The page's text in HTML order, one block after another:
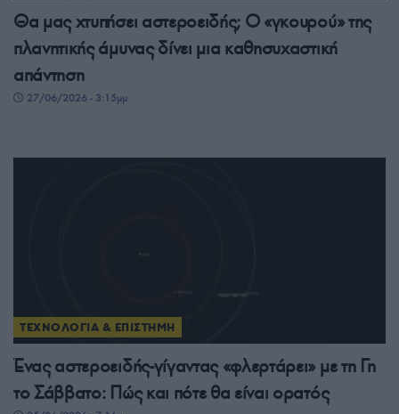
Θα μας χτυπήσει αστεροειδής; Ο «γκουρού» της
πλανητικής άμυνας δίνει μια καθησυχαστική
απάντηση
27/06/2026 - 3:15μμ
ΤΕΧΝΟΛΟΓΙΑ & ΕΠΙΣΤΗΜΗ
Ένας αστεροειδής-γίγαντας «φλερτάρει» με τη Γη
το Σάββατο: Πώς και πότε θα είναι ορατός